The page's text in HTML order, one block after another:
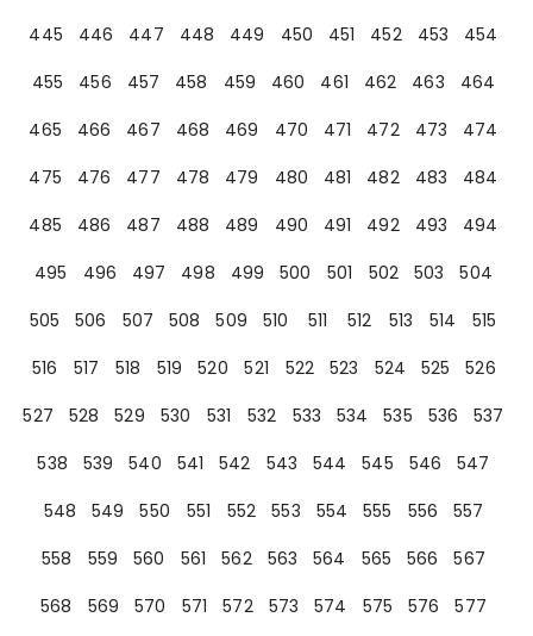
445
446 447 448 449 450 451 452 453
454
455
456 457 458 459 460 461 462 463
464
465
466 467 468 469 470 471 472 473
474
475
476 477 478 479 480 481 482 483
484
485
486 487 488 489 490 491 492 493
494
495
496 497 498 499 500 501 502 503
504
505
506 507 508 509 510 511 512 513 514
515
516
517 518 519 520 521 522 523 524 525
526
527
528 529 530 531 532 533 534 535 536
537
538
539 540 541 542 543 544 545 546
547
548
549 550 551 552 553 554 555 556
557
558
559 560 561 562 563 564 565 566
567
568
569 570 571 572 573 574 575 576
577